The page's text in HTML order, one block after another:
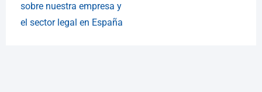
sobre nuestra empresa y
el sector legal en España